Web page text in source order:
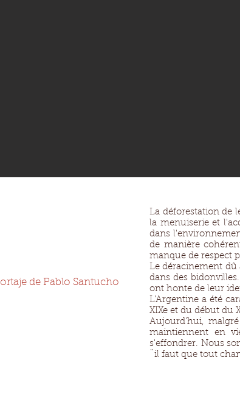
de Pablo Santucho
La déforestation de
la menuiserie et
dans
de manière
manque de respect
Le déracinement dû
dans des
ont honte de leur
L'Argentine a été
XIXe et du début du
Aujourd'hui,
maintiennent en
s'effondrer. Nous
¨il faut que tout